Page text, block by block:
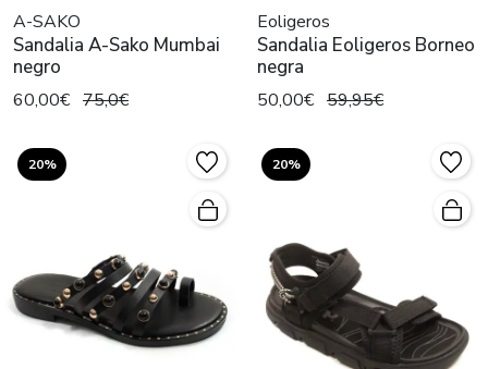
A-SAKO
Sandalia A-Sako Mumbai
negro
60,00€ 75,0€
Eoligeros
Sandalia Eoligeros Borneo
negra
50,00€ 59,95€
20% 20%